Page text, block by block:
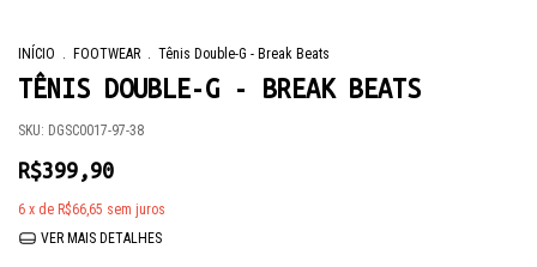
INÍCIO . FOOTWEAR . Tênis Double-G - Break Beats
TÊNIS DOUBLE-G - BREAK BEATS
SKU: DGSC0017-97-38
R$399,90
6 x de R$66,65 sem juros
VER MAIS DETALHES